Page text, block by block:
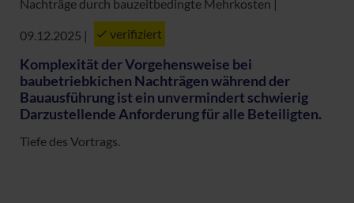
Nachträge durch bauzeitbedingte Mehrkosten |
09.12.2025 | verifiziert
Komplexität der Vorgehensweise bei
baubetriebkichen Nachträgen während der
Bauausführung ist ein unvermindert schwierig
Darzustellende Anforderung für alle Beteiligten.
Tiefe des Vortrags.